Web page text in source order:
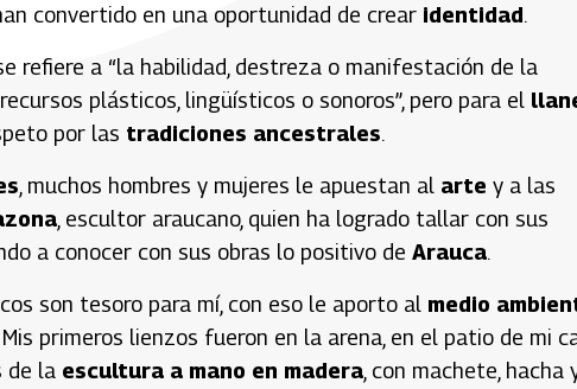
convertido en una oportunidad de crear identidad.
refiere a “la habilidad, destreza o manifestación de la
plásticos, lingüísticos o sonoros”, pero para el
por las tradiciones ancestrales.
, muchos hombres y mujeres le apuestan al arte y a las
, escultor araucano, quien ha logrado tallar con sus
a conocer con sus obras lo positivo de Arauca.
son tesoro para mí, con eso le aporto al medio
primeros lienzos fueron en la arena, en el patio de mi
de la escultura a mano en madera , con machete, hacha